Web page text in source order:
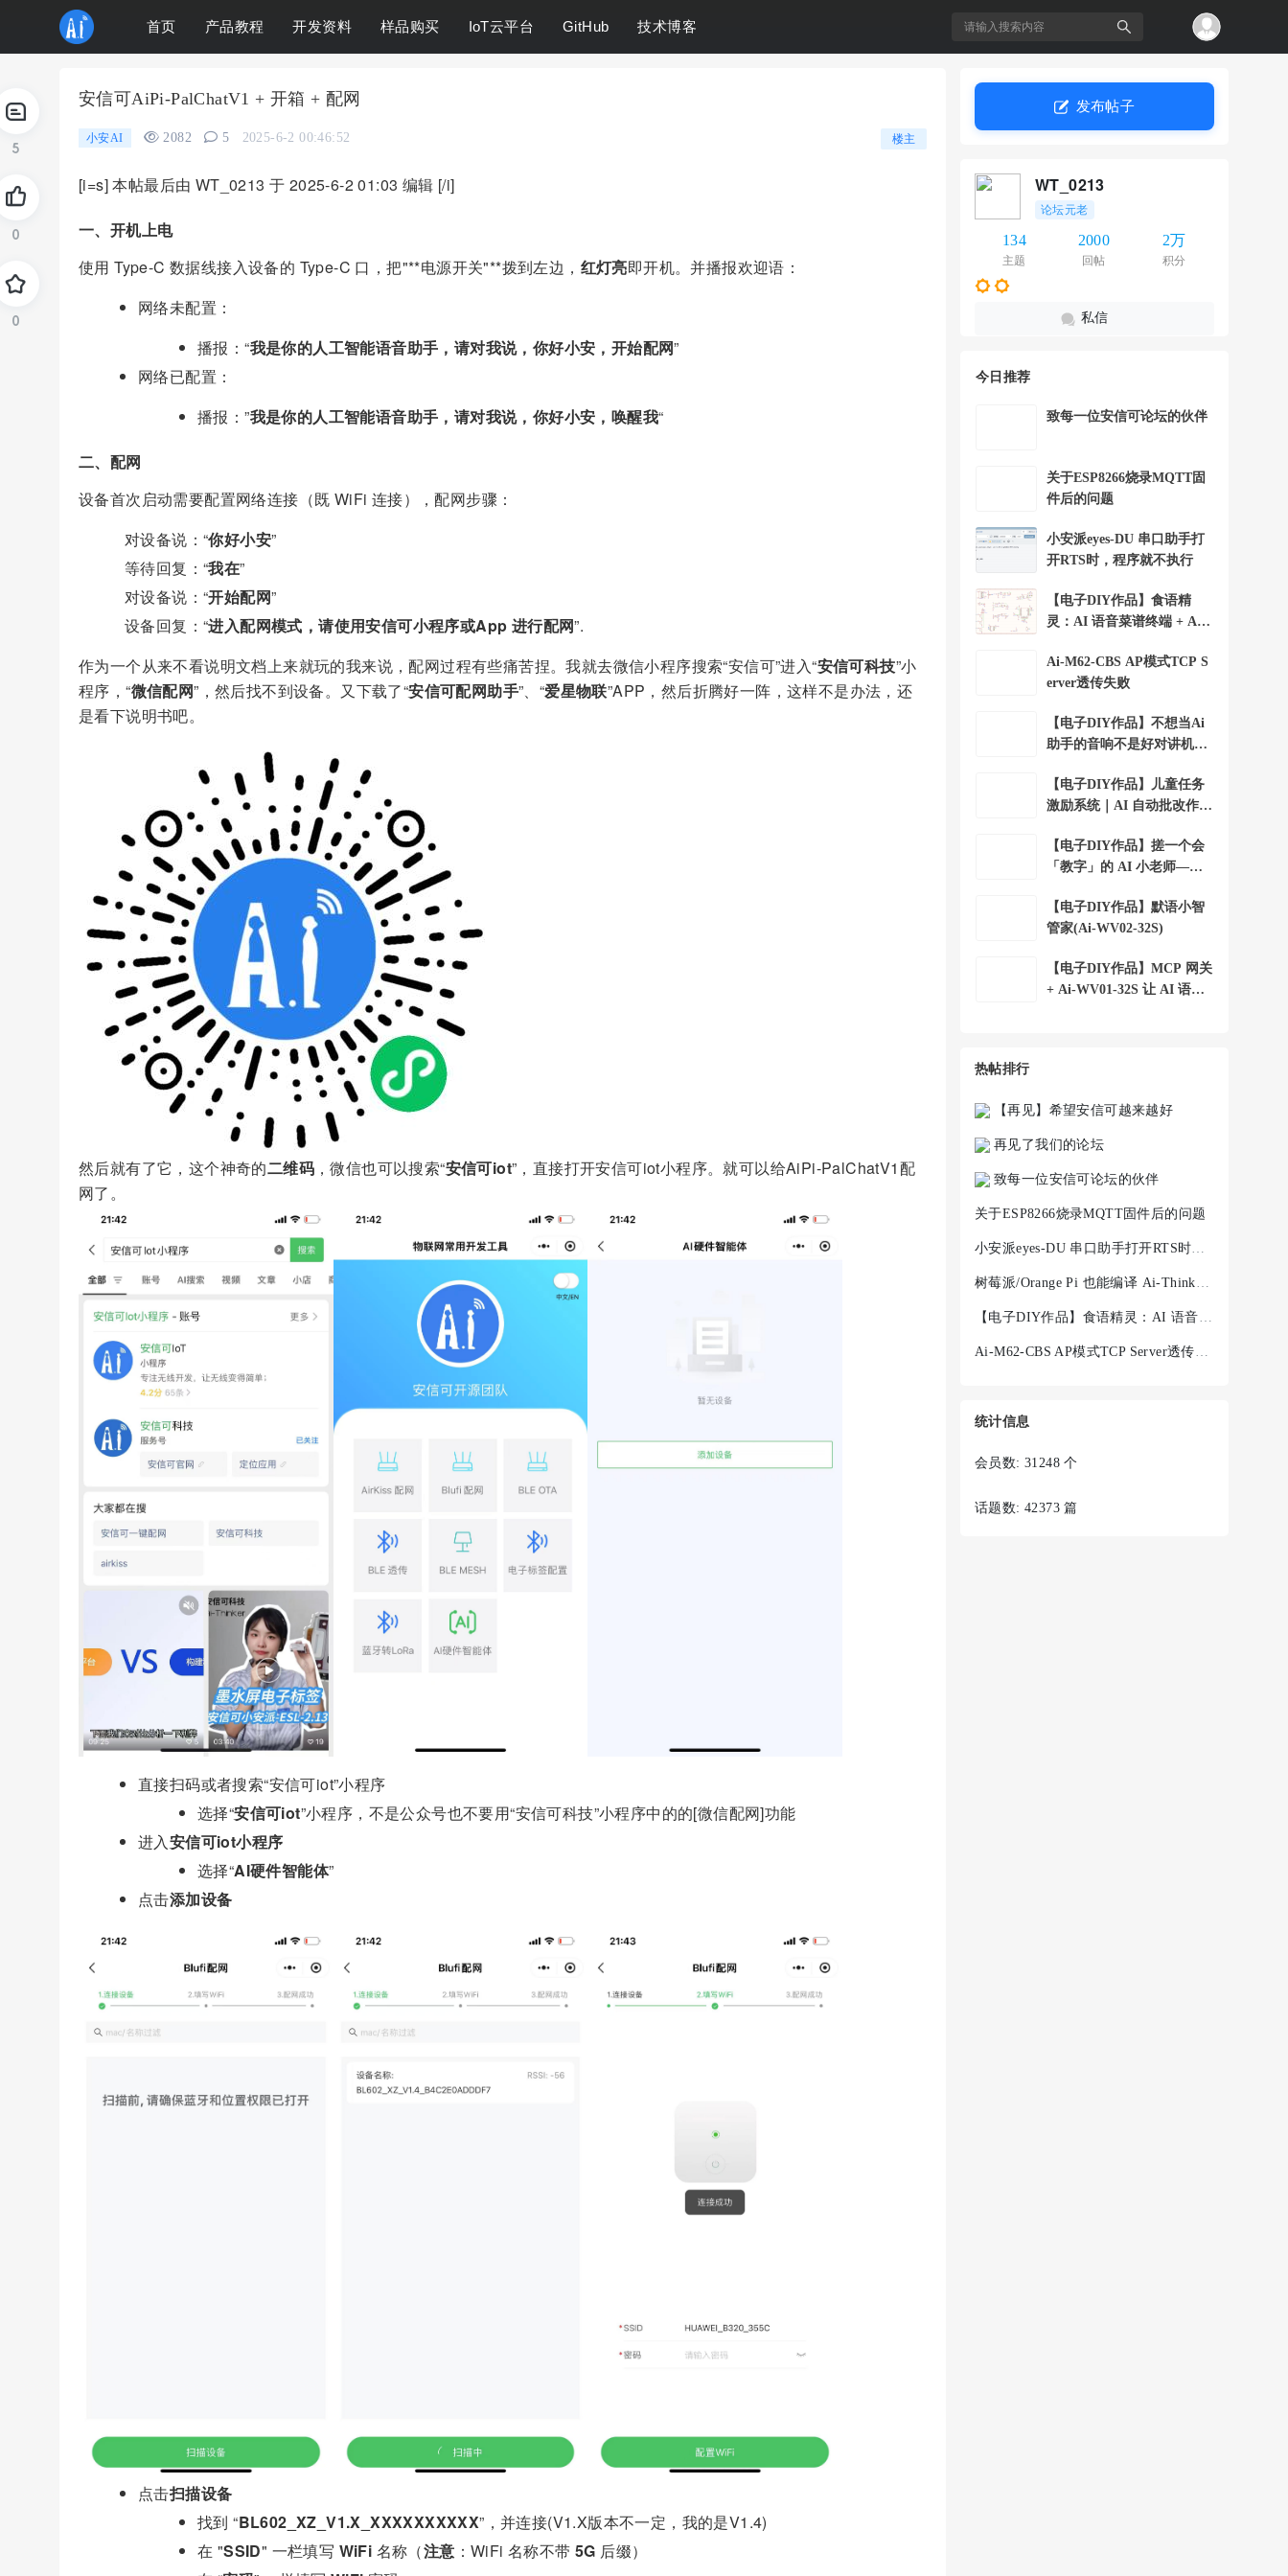
首页 产品教程 开发资料 样品购买 IoT云平台 GitHub 技术博客
搜
5
0
0
安信可AiPi-PalChatV1 + 开箱 + 配网 发布帖子
WT_0213
论坛元老
134
主题
2000
回帖
2万
积分
私信
楼主
小安AI 2082 5 2025-6-2 00:46:52
[i=s] 本帖最后由 WT_0213 于 2025-6-2 01:03 编辑 [/i]
一、开机上电
使用 Type-C 数据线接入设备的 Type-C 口，把"**电源开关"**拨到左边， 红灯亮即开机。并播报欢迎语：
网络未配置：
播报：“我是你的人工智能语音助手，请对我说，你好小安，开始配网”
网络已配置：
播报：”我是你的人工智能语音助手，请对我说，你好小安，唤醒我“
二、配网
设备首次启动需要配置网络连接（既 WiFi 连接），配网步骤：
对设备说：“你好小安”
等待回复：“我在”
对设备说：“开始配网”
设备回复：“进入配网模式，请使用安信可小程序或App 进行配网”.
作为一个从来不看说明文档上来就玩的我来说，配网过程有些痛苦捏。我就去微信小程序搜索“安信可”进入“安信可科技”小
程序，“微信配网”，然后找不到设备。又下载了“安信可配网助手”、“爱星物联”APP，然后折腾好一阵，这样不是办法，还
是看下说明书吧。
然后就有了它，这个神奇的二维码 ，微信也可以搜索“安信可iot”，直接打开安信可iot小程序。就可以给AiPi-PalChatV1配
网了。
直接扫码或者搜索“安信可iot”小程序
选择“安信可iot”小程序，不是公众号也不要用“安信可科技”小程序中的的[微信配网]功能
进入安信可iot小程序
选择“AI硬件智能体”
点击添加设备
点击扫描设备
找到 “BL602_XZ_V1.X_XXXXXXXXXX”，并连接(V1.X版本不一定，我的是V1.4)
在 "SSID" 一栏填写 WiFi 名称（注意 ：WiFi 名称不带5G 后缀）
今日推荐
致每一位安信可论坛的伙伴
关于ESP8266烧录MQTT固
件后的问题
小安派eyes-DU 串口助手打
开RTS时，程序就不执行
【电子DIY作品】食语精
灵：AI 语音菜谱终端 + Ai-
Ai-M62-CBS AP模式TCP S
erver透传失败
【电子DIY作品】不想当Ai
助手的音响不是好对讲机+A
【电子DIY作品】儿童任务
激励系统｜AI 自动批改作业
【电子DIY作品】搓一个会
「教字」的 AI 小老师——
【电子DIY作品】默语小智
管家(Ai-WV02-32S)
【电子DIY作品】MCP 网关
+ Ai-WV01-32S 让 AI 语音
热帖排行
【再见】希望安信可越来越好
再见了我们的论坛
致每一位安信可论坛的伙伴
关于ESP8266烧录MQTT固件后的问题
小安派eyes-DU 串口助手打开RTS时，程序就不执行
树莓派/Orange Pi 也能编译 Ai-Thinker-WB2 —— ARM 架构完整踩
【电子DIY作品】食语精灵：AI 语音菜谱终端 + Ai-WV02-32S
Ai-M62-CBS AP模式TCP Server透传失败
统计信息
会员数: 31248 个
话题数: 42373 篇